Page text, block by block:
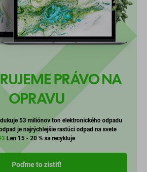
PRÁVO NA
OPRAVU
53 miliónov ton elektronického odpadu
je najrýchlejšie rastúci odpad na svete
Len 15 - 20 % sa recykluje
Poďme to zistiť!